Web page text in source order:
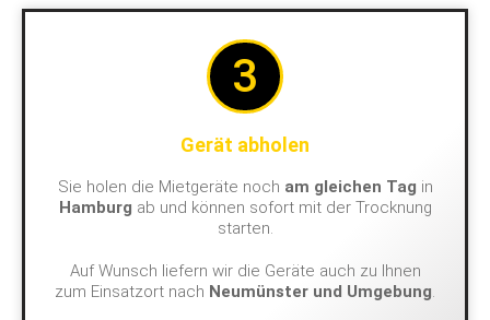
3
Gerät abholen
Sie holen die Mietgeräte noch am gleichen Tag in
Hamburg ab und können sofort mit der Trocknung
starten.
Auf Wunsch liefern wir die Geräte auch zu Ihnen
zum Einsatzort nach Neumünster und Umgebung.